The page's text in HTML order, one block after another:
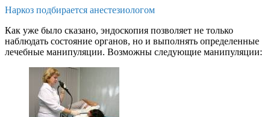
Наркоз подбирается анестезиологом
Как уже было сказано, эндоскопия позволяет не только
наблюдать состояние органов, но и выполнять определенные
лечебные манипуляции. Возможны следующие манипуляции: